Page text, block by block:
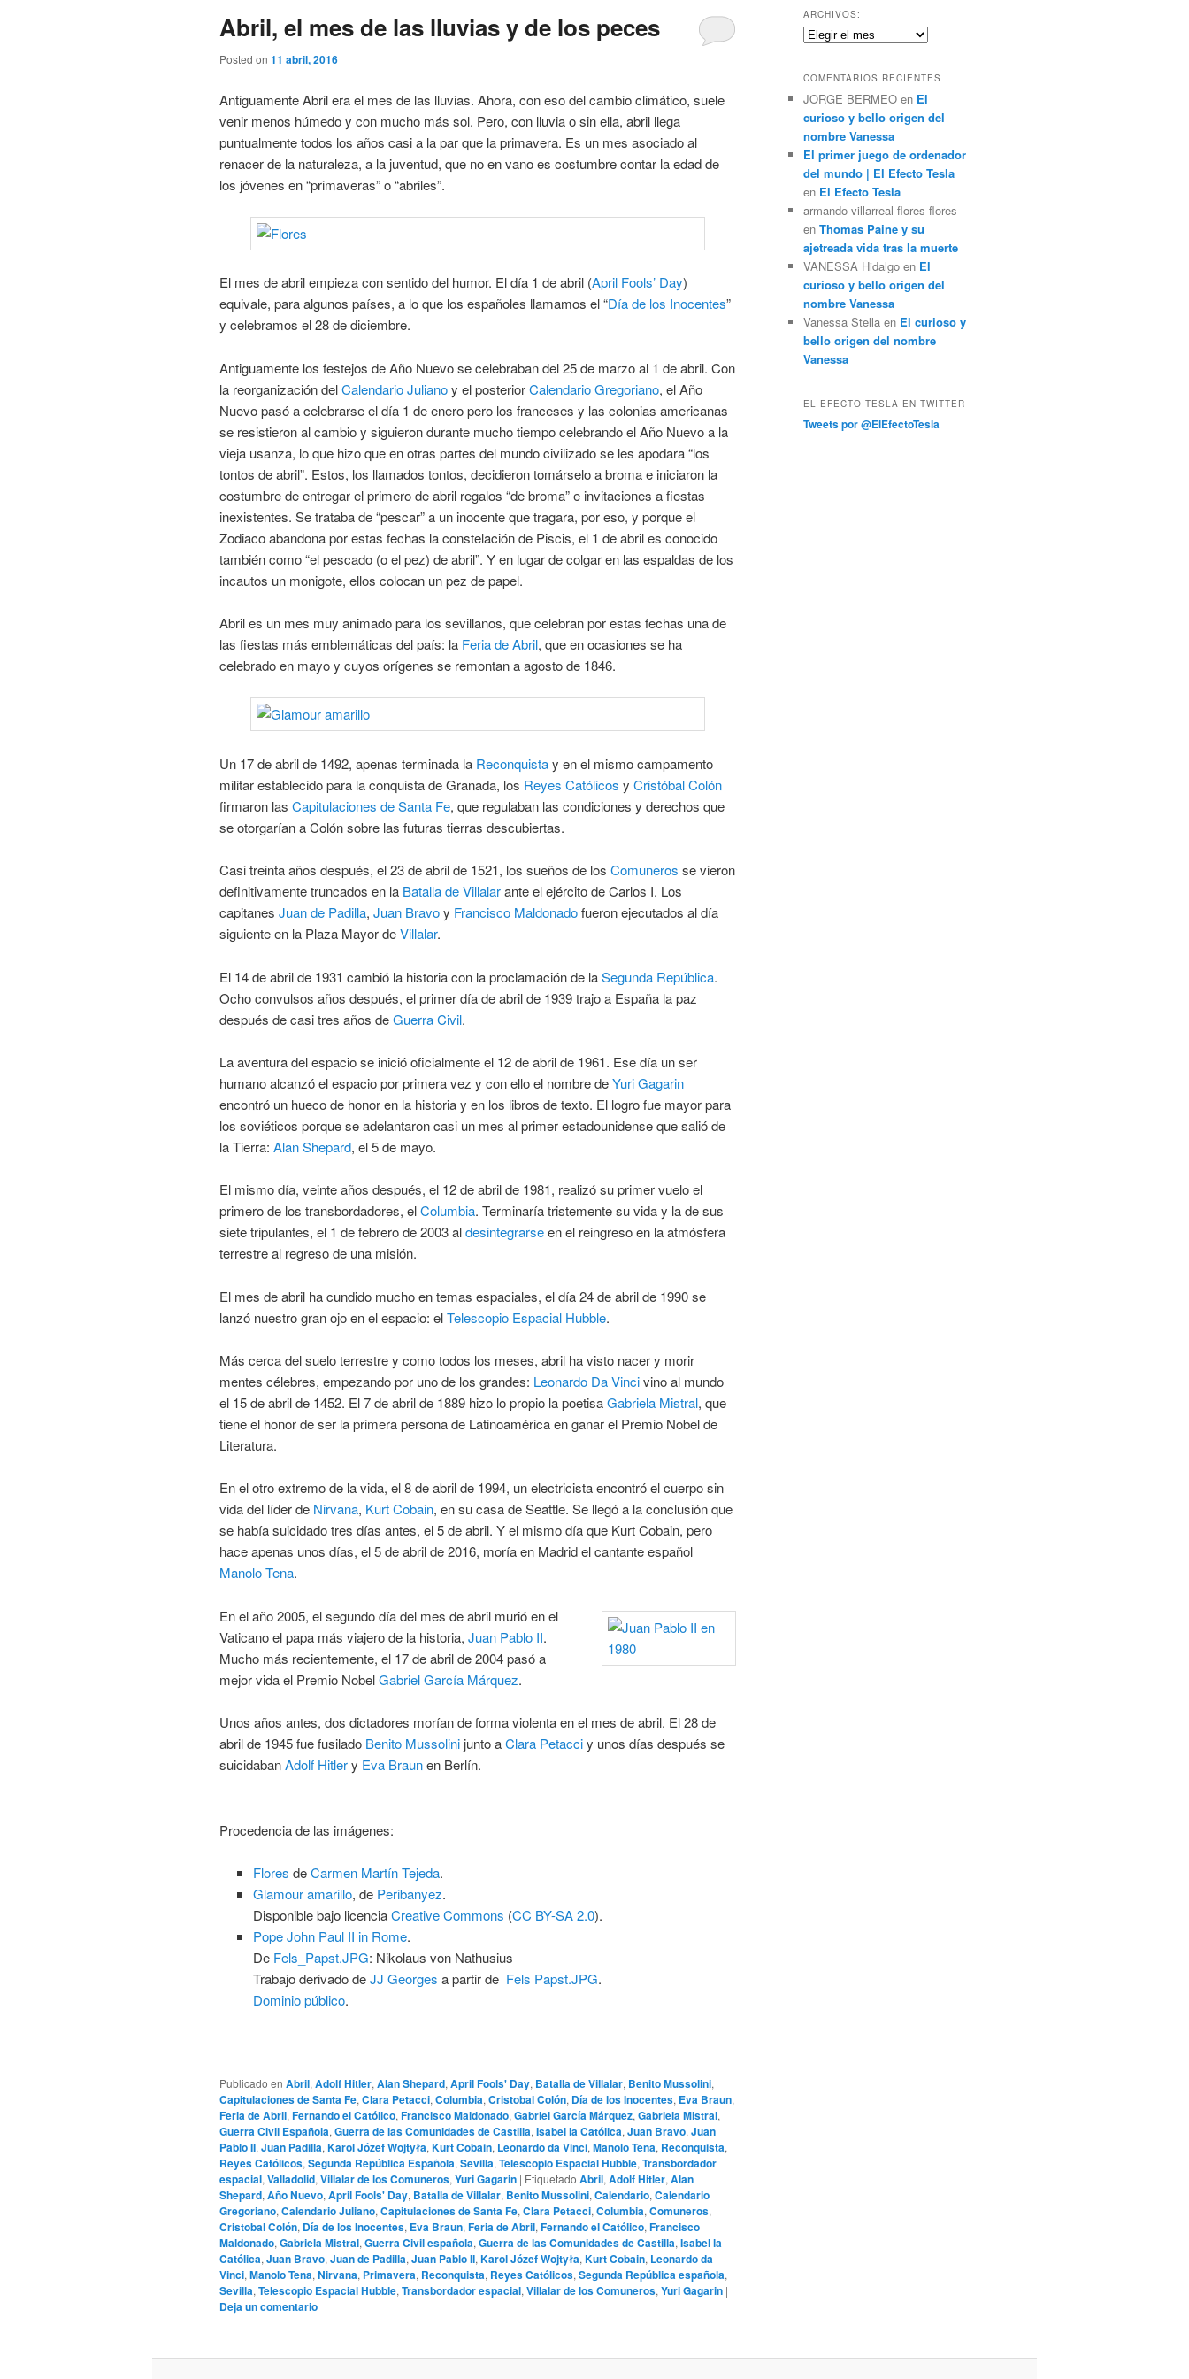
Abril, el mes de las lluvias y de los peces
Posted on 11 abril, 2016
Antiguamente Abril era el mes de las lluvias. Ahora, con eso del cambio climático, suele
venir menos húmedo y con mucho más sol. Pero, con lluvia o sin ella, abril llega
puntualmente todos los años casi a la par que la primavera. Es un mes asociado al
renacer de la naturaleza, a la juventud, que no en vano es costumbre contar la edad de
los jóvenes en “primaveras” o “abriles”.
El mes de abril empieza con sentido del humor. El día 1 de abril (April Fools’ Day)
equivale, para algunos países, a lo que los españoles llamamos el “Día de los Inocentes”
y celebramos el 28 de diciembre.
Antiguamente los festejos de Año Nuevo se celebraban del 25 de marzo al 1 de abril. Con
la reorganización delCalendario Julianoy el posteriorCalendario Gregoriano, el Año
Nuevo pasó a celebrarse el día 1 de enero pero los franceses y las colonias americanas
se resistieron al cambio y siguieron durante mucho tiempo celebrando el Año Nuevo a la
vieja usanza, lo que hizo que en otras partes del mundo civilizado se les apodara “los
tontos de abril”. Estos, los llamados tontos, decidieron tomárselo a broma e iniciaron la
costumbre de entregar el primero de abril regalos “de broma” e invitaciones a fiestas
inexistentes. Se trataba de “pescar” a un inocente que tragara, por eso, y porque el
Zodiaco abandona por estas fechas la constelación de Piscis, el 1 de abril es conocido
también como “el pescado (o el pez) de abril”. Y en lugar de colgar en las espaldas de los
incautos un monigote, ellos colocan un pez de papel.
Abril es un mes muy animado para los sevillanos, que celebran por estas fechas una de
las fiestas más emblemáticas del país: la Feria de Abril, que en ocasiones se ha
celebrado en mayo y cuyos orígenes se remontan a agosto de 1846.
Un 17 de abril de 1492, apenas terminada la Reconquistay en el mismo campamento
militar establecido para la conquista de Granada, los Reyes Católicos y Cristóbal Colón
firmaron las Capitulaciones de Santa Fe, que regulaban las condiciones y derechos que
se otorgarían a Colón sobre las futuras tierras descubiertas.
Casi treinta años después, el 23 de abril de 1521, los sueños de los Comuneros se vieron
definitivamente truncados en la Batalla de Villalarante el ejército de Carlos I. Los
capitanes Juan de Padilla, Juan Bravoy Francisco Maldonadofueron ejecutados al día
siguiente en la Plaza Mayor deVillalar.
El 14 de abril de 1931 cambió la historia con la proclamación de laSegunda República.
Ocho convulsos años después, el primer día de abril de 1939 trajo a España la paz
después de casi tres años deGuerra Civil.
La aventura del espacio se inició oficialmente el 12 de abril de 1961. Ese día un ser
humano alcanzó el espacio por primera vez y con ello el nombre deYuri Gagarin
encontró un hueco de honor en la historia y en los libros de texto. El logro fue mayor para
los soviéticos porque se adelantaron casi un mes al primer estadounidense que salió de
la Tierra: Alan Shepard, el 5 de mayo.
El mismo día, veinte años después, el 12 de abril de 1981, realizó su primer vuelo el
primero de los transbordadores, elColumbia. Terminaría tristemente su vida y la de sus
siete tripulantes, el 1 de febrero de 2003 aldesintegrarseen el reingreso en la atmósfera
terrestre al regreso de una misión.
El mes de abril ha cundido mucho en temas espaciales, el día 24 de abril de 1990 se
lanzó nuestro gran ojo en el espacio: elTelescopio Espacial Hubble.
Más cerca del suelo terrestre y como todos los meses, abril ha visto nacer y morir
mentes célebres, empezando por uno de los grandes: Leonardo Da Vincivino al mundo
el 15 de abril de 1452. El 7 de abril de 1889 hizo lo propio la poetisaGabriela Mistral, que
tiene el honor de ser la primera persona de Latinoamérica en ganar el Premio Nobel de
Literatura.
En el otro extremo de la vida, el 8 de abril de 1994, un electricista encontró el cuerpo sin
vida del líder de Nirvana, Kurt Cobain, en su casa de Seattle. Se llegó a la conclusión que
se había suicidado tres días antes, el 5 de abril. Y el mismo día que Kurt Cobain, pero
hace apenas unos días, el 5 de abril de 2016, moría en Madrid el cantante español
Manolo Tena.
En el año 2005, el segundo día del mes de abril murió en el
Vaticano el papa más viajero de la historia, Juan Pablo II.
Mucho más recientemente, el 17 de abril de 2004 pasó a
mejor vida el Premio NobelGabriel García Márquez.
Unos años antes, dos dictadores morían de forma violenta en el mes de abril. El 28 de
abril de 1945 fue fusilado Benito Mussolini junto aClara Petacciy unos días después se
suicidabanAdolf Hitlery Eva Braunen Berlín.
Procedencia de las imágenes:
Flores deCarmen Martín Tejeda.
Glamour amarillo, de Peribanyez.
Disponible bajo licenciaCreative Commons (CC BY-SA 2.0).
Pope John Paul II in Rome.
De Fels_Papst.JPG: Nikolaus von Nathusius
Trabajo derivado deJJ Georges a partir de Fels Papst.JPG.
Dominio público.
Publicado en Abril, Adolf Hitler, Alan Shepard, April Fools' Day, Batalla de Villalar, Benito Mussolini,
Capitulaciones de Santa Fe, Clara Petacci, Columbia, Cristobal Colón, Día de los Inocentes, Eva Braun,
Feria de Abril, Fernando el Católico, Francisco Maldonado, Gabriel García Márquez, Gabriela Mistral,
Guerra Civil Española, Guerra de las Comunidades de Castilla, Isabel la Católica, Juan Bravo, Juan
Pablo II, Juan Padilla, Karol Józef Wojtyła, Kurt Cobain, Leonardo da Vinci, Manolo Tena, Reconquista,
Reyes Católicos, Segunda República Española, Sevilla, Telescopio Espacial Hubble, Transbordador
espacial, Valladolid, Villalar de los Comuneros, Yuri Gagarin | Etiquetado Abril, Adolf Hitler, Alan
Shepard, Año Nuevo, April Fools' Day, Batalla de Villalar, Benito Mussolini, Calendario, Calendario
Gregoriano, Calendario Juliano, Capitulaciones de Santa Fe, Clara Petacci, Columbia, Comuneros,
Cristobal Colón, Día de los Inocentes, Eva Braun, Feria de Abril, Fernando el Católico, Francisco
Maldonado, Gabriela Mistral, Guerra Civil española, Guerra de las Comunidades de Castilla, Isabel la
Católica, Juan Bravo, Juan de Padilla, Juan Pablo II, Karol Józef Wojtyła, Kurt Cobain, Leonardo da
Vinci, Manolo Tena, Nirvana, Primavera, Reconquista, Reyes Católicos, Segunda República española,
Sevilla, Telescopio Espacial Hubble, Transbordador espacial, Villalar de los Comuneros, Yuri Gagarin |
Deja un comentario
c
a
r
ARCHIVOS:
Archivos:
COMENTARIOS RECIENTES
JORGE BERMEO en El
curioso y bello origen del
nombre Vanessa
El primer juego de ordenador
del mundo | El Efecto Tesla
en El Efecto Tesla
armando villarreal flores flores
en Thomas Paine y su
ajetreada vida tras la muerte
VANESSA Hidalgo en El
curioso y bello origen del
nombre Vanessa
Vanessa Stella en El curioso y
bello origen del nombre
Vanessa
EL EFECTO TESLA EN TWITTER
Tweets por @ElEfectoTesla